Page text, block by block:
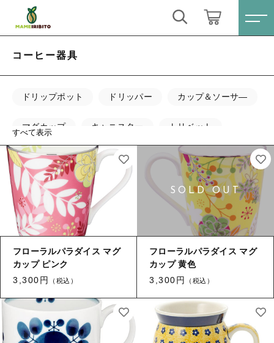
コーヒー器具
ドリップポット ドリッパー カップ＆ソーサ―
マグカップ キャニスター トリベット
軽量ハカリ コースター
すべて表示
フローラルパラダイス マグ
カップ ピンク
3,300円
（税込）
フローラルパラダイス マグ
カップ 黄色
3,300円
（税込）
ログイン / 会員登録
お気に入り
すべての商品
Sale(セール)
おススメ商品
コーヒー豆シングル
ブレンドコーヒー
月別商品ラインナップ
コーヒー器具
その他
おススメ商品
コーヒー豆シングル
月別商品ラインナップ
コーヒー器具
その他
キーワード検索
親カテゴリ
子カテゴリ
価格帯
その他
在庫あり セール